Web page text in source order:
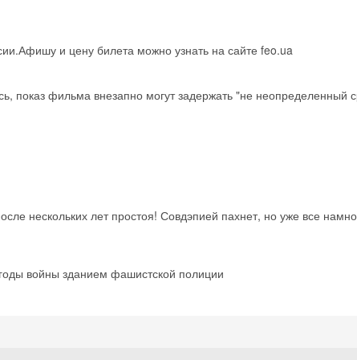
и цену билета можно узнать на сайте feo.ua
показ фильма внезапно могут задержать "не неопределенный
нескольких лет простоя! Совдэпией пахнет, но уже все
войны зданием фашистской полиции